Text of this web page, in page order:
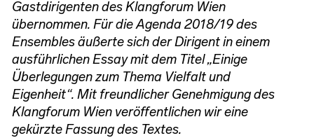
Gastdirigenten des Klangforum Wien
übernommen. Für die Agenda 2018/19 des
Ensembles äußerte sich der Dirigent in einem
ausführlichen Essay mit dem Titel „Einige
Überlegungen zum Thema Vielfalt und
Eigenheit“. Mit freundlicher Genehmigung des
Klangforum Wien veröffentlichen wir eine
gekürzte Fassung des Textes.